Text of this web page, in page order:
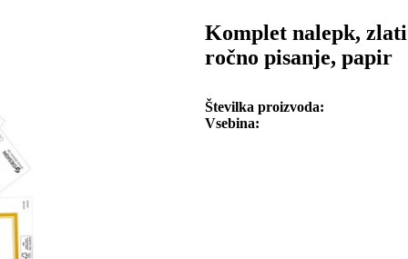
Komplet nalepk,
ročno pisanje, papir
Številka proizvoda
Vsebina